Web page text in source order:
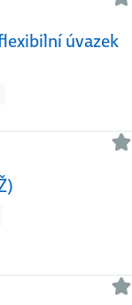
úvazek